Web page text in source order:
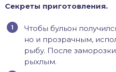
Секреты приготовления.
Чтобы бульон
но и прозрачным,
рыбу. После
рыхлым.